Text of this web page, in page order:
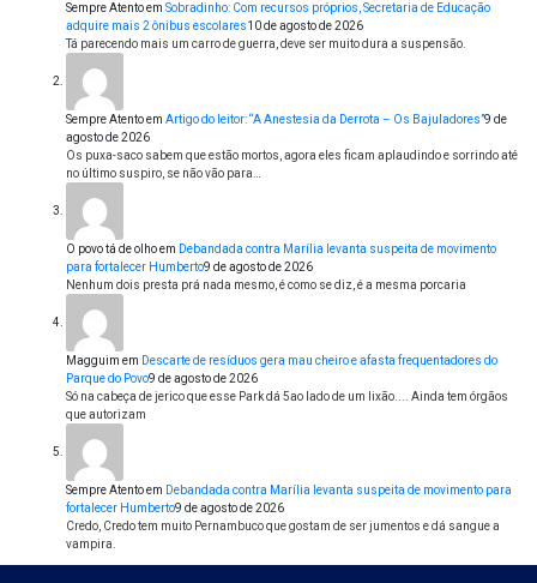
Sempre Atentoem Sobradinho: Com recursos próprios, Secretaria de Educação
adquire mais 2 ônibus escolares10 de agosto de 2026
Tá parecendo mais um carro de guerra, deve ser muito dura a suspensão.
Sempre Atentoem Artigo do leitor: “A Anestesia da Derrota – Os Bajuladores”9 de
agosto de 2026
Os puxa-saco sabem que estão mortos, agora eles ficam aplaudindo e sorrindo até
no último suspiro, se não vão para…
O povo tá de olhoem Debandada contra Marília levanta suspeita de movimento
para fortalecer Humberto9 de agosto de 2026
Nenhum dois presta prá nada mesmo, é como se diz, é a mesma porcaria
Magguim em Descarte de resíduos gera mau cheiro e afasta frequentadores do
Parque do Povo9 de agosto de 2026
Só na cabeça de jerico que esse Park dá 5ao lado de um lixão.... Ainda tem órgãos
que autorizam
Sempre Atentoem Debandada contra Marília levanta suspeita de movimento para
fortalecer Humberto9 de agosto de 2026
Credo, Credo tem muito Pernambuco que gostam de ser jumentos e dá sangue a
vampira.